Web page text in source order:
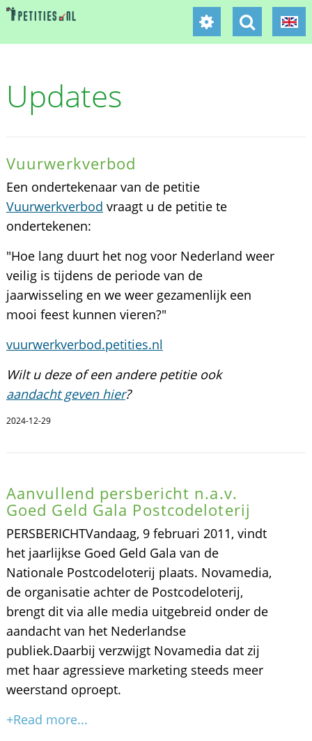
Updates
Vuurwerkverbod
Een ondertekenaar van de petitie
Vuurwerkverbod vraagt u de petitie te
ondertekenen:
"Hoe lang duurt het nog voor Nederland weer
veilig is tijdens de periode van de
jaarwisseling en we weer gezamenlijk een
mooi feest kunnen vieren?"
vuurwerkverbod.petities.nl
Wilt u deze of een andere petitie ook
aandacht geven hier?
2024-12-29
Aanvullend persbericht n.a.v.
Goed Geld Gala Postcodeloterij
PERSBERICHTVandaag, 9 februari 2011, vindt
het jaarlijkse Goed Geld Gala van de
Nationale Postcodeloterij plaats. Novamedia,
de organisatie achter de Postcodeloterij,
brengt dit via alle media uitgebreid onder de
aandacht van het Nederlandse
publiek.Daarbij verzwijgt Novamedia dat zij
met haar agressieve marketing steeds meer
weerstand oproept.
+Read more...